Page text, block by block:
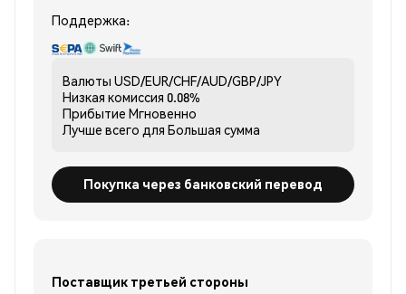
Поддержка:
Валюты USD/EUR/CHF/AUD/GBP/JPY
Низкая комиссия 0.08%
Прибытие Мгновенно
Лучше всего для Большая сумма
Покупка через банковский перевод
Поставщик третьей стороны